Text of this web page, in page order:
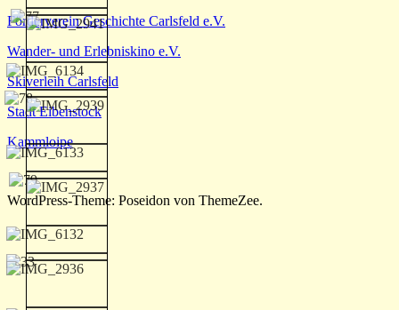
Förderverein Geschichte Carlsfeld e.V.
Wander- und Erlebniskino e.V.
Skiverleih Carlsfeld
Stadt Eibenstock
Kammloipe
WordPress-Theme: Poseidon von ThemeZee.